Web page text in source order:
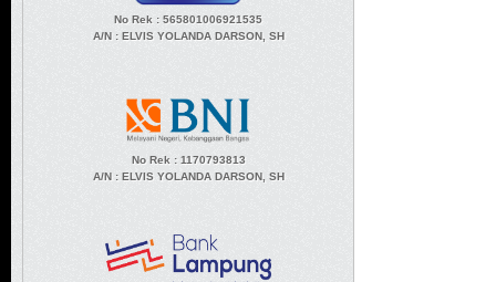
No Rek : 565801006921535
A/N : ELVIS YOLANDA DARSON, SH
No Rek : 1170793813
A/N : ELVIS YOLANDA DARSON, SH